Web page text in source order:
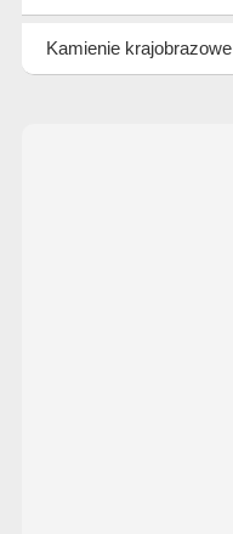
Kamienie krajobrazowe